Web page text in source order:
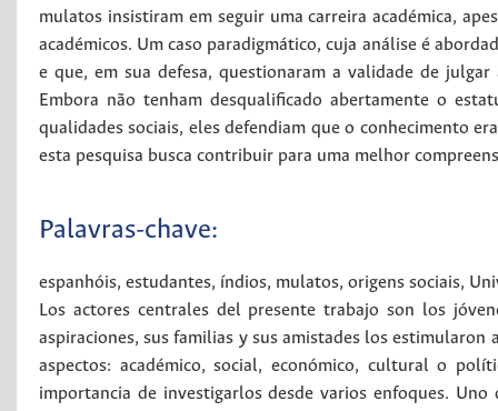
mulatos insistiram em seguir uma carreira académica,
académicos. Um caso paradigmático, cuja análise é
e que, em sua defesa, questionaram a validade de
Embora não tenham desqualificado abertamente o
qualidades sociais, eles defendiam que o conhecimento
esta pesquisa busca contribuir para uma melhor
Palavras-chave:
espanhóis, estudantes, índios, mulatos, origens sociais,
Los actores centrales del presente trabajo son los
aspiraciones, sus familias y sus amistades los
aspectos: académico, social, económico, cultural o
importancia de investigarlos desde varios enfoques.